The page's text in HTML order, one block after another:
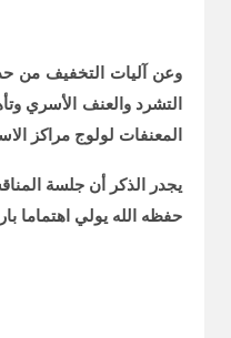
وعن آليات التخفيف من
التشرد والعنف الأسري
المعنفات لولوج مراكز
يجدر الذكر أن جلسة
حفظه الله يولي اهتماما